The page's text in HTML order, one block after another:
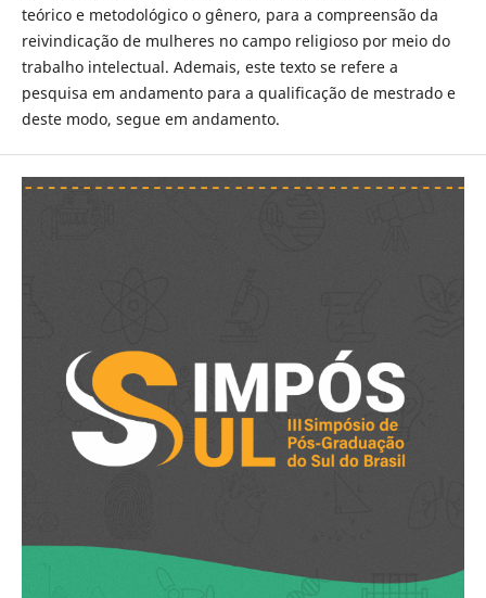
teórico e metodológico o gênero, para a compreensão da
reivindicação de mulheres no campo religioso por meio do
trabalho intelectual. Ademais, este texto se refere a
pesquisa em andamento para a qualificação de mestrado e
deste modo, segue em andamento.